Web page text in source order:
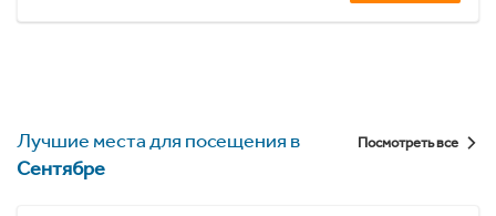
Лучшие места для посещения в
Сентябре
Посмотреть все